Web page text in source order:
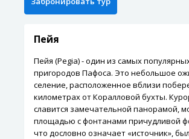
Пейя
Пейя (Pegia) - один из самых
пригородов Пафоса. Это небольшое
селение, расположенное вблизи
километрах от Коралловой бухты.
славится замечательной панорамой,
площадью с фонтанами причудливой
что дословно означает «источник»,